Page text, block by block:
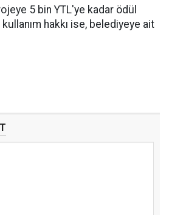
5 bin YTL'ye kadar ödül
hakkı ise, belediyeye ait